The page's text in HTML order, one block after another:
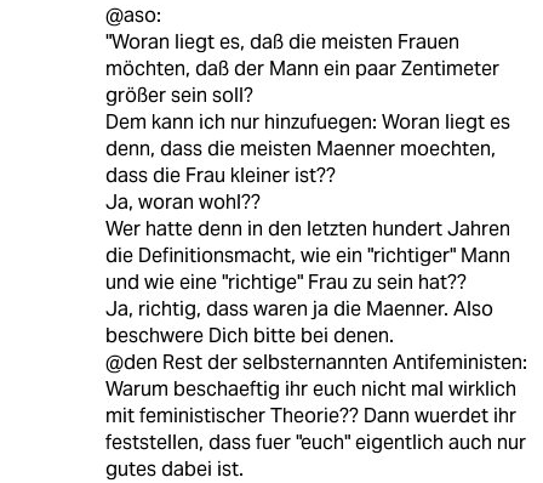
@aso:
"Woran liegt es, daß die meisten Frauen
möchten, daß der Mann ein paar Zentimeter
größer sein soll?
Dem kann ich nur hinzufuegen: Woran liegt es
denn, dass die meisten Maenner moechten,
dass die Frau kleiner ist??
Ja, woran wohl??
Wer hatte denn in den letzten hundert Jahren
die Definitionsmacht, wie ein "richtiger" Mann
und wie eine "richtige" Frau zu sein hat??
Ja, richtig, dass waren ja die Maenner. Also
beschwere Dich bitte bei denen.
@den Rest der selbsternannten Antifeministen:
Warum beschaeftig ihr euch nicht mal wirklich
mit feministischer Theorie?? Dann wuerdet ihr
feststellen, dass fuer "euch" eigentlich auch nur
gutes dabei ist.